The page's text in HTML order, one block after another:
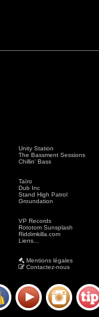
Unity Station
The Bassment Sessions
Chillin' Bass
Taïro
Dub Inc
Stand High Patrol
Groundation
VP Records
Rototom Sunsplash
Riddimkilla.com
Liens...
Mentions légales
Contactez-nous